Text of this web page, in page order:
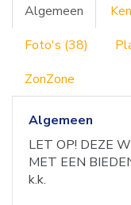
Algemeen
Foto's (38)
ZonZone
Algemeen
LET OP! DEZE
MET EEN
k.k.